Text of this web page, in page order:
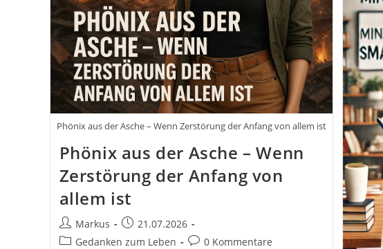
Phönix aus der Asche – Wenn Zerstörung der Anfang von allem ist
Phönix aus der Asche – Wenn
Zerstörung der Anfang von
allem ist
Beitrags-
Autor:
Markus
Beitrag
veröffentlicht:
21.07.2026
Beitrags-
Gedanken zum Leben
Beitrags-
0 Kommentare